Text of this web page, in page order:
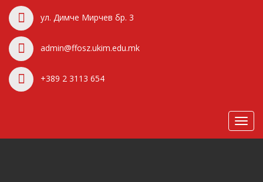
ул. Димче Мирчев бр. 3
admin@ffosz.ukim.edu.mk
+389 2 3113 654